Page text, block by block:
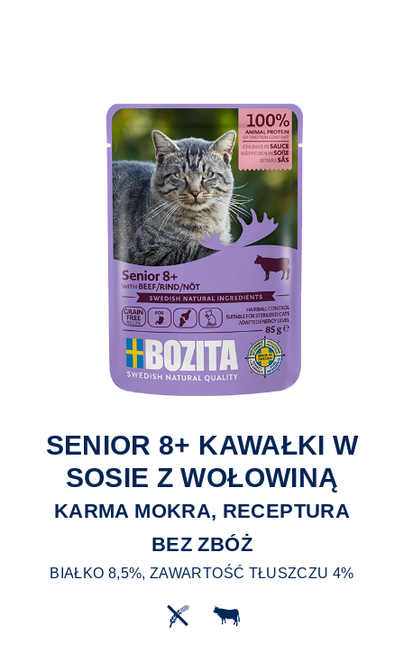
SENIOR 8+ KAWAŁKI W
SOSIE Z WOŁOWINĄ
KARMA MOKRA, RECEPTURA
BEZ ZBÓŻ
BIAŁKO 8,5%, ZAWARTOŚĆ TŁUSZCZU 4%